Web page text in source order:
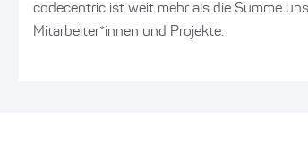
codecentric ist weit mehr als die Summe
Mitarbeiter*innen und Projekte.